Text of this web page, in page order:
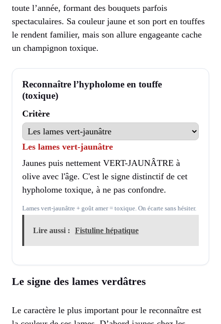
toute l’année, formant des bouquets parfois
spectaculaires. Sa couleur jaune et son port en touffes
le rendent familier, mais son allure engageante cache
un champignon toxique.
Reconnaître l’hypholome en touffe
(toxique)
Critère
Les lames vert-jaunâtre
Jaunes puis nettement VERT-JAUNÂTRE à
olive avec l'âge. C'est le signe distinctif de cet
hypholome toxique, à ne pas confondre.
Lames vert-jaunâtre + goût amer = toxique. On écarte sans hésiter.
Lire aussi : Fistuline hépatique
Le signe des lames verdâtres
Le caractère le plus important pour le reconnaître est